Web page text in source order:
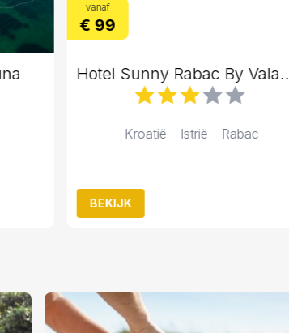
vanaf
€ 99
Hotel Sunny Rabac By Valamar
Kroatië - Istrië - Rabac
BEKIJK